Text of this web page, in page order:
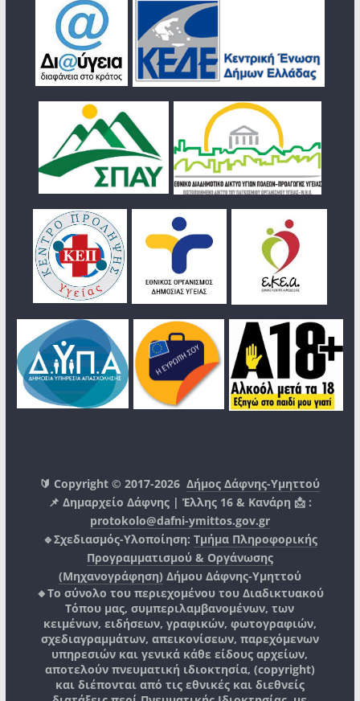
🔰 Copyright © 2017-2026Δήμος Δάφνης-Υμηττού
📌 Δημαρχείο Δάφνης | Έλλης 16 & Κανάρη 📩 :
protokolo@dafni-ymittos.gov.gr
🔹Σχεδιασμός-Υλοποίηση: Τμήμα Πληροφορικής
Προγραμματισμού & Οργάνωσης
(Μηχανογράφηση) Δήμου Δάφνης-Υμηττού
🔸Το σύνολο του περιεχομένου του Διαδικτυακού
Τόπου μας, συμπεριλαμβανομένων, των
κειμένων, ειδήσεων, γραφικών, φωτογραφιών,
σχεδιαγραμμάτων, απεικονίσεων, παρεχόμενων
υπηρεσιών και γενικά κάθε είδους αρχείων,
αποτελούν πνευματική ιδιοκτησία, (copyright)
και διέπονται από τις εθνικές και διεθνείς